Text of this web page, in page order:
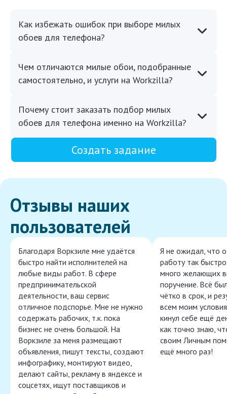
Как избежать ошибок при выборе милых
обоев для телефона?
Чем отличаются милые обои, подобранные
самостоятельно, и услуги на Workzilla?
Почему стоит заказать подбор милых
обоев для телефона именно на Workzilla?
Создать задание
Отзывы наших
пользователей
Благодаря Воркзиле мне удаётся
быстро найти исполнителей на
любые виды работ. В сфере
предпринимательской
деятельности, ваш сервис
отличное подспорье. Мне не нужно
содержать рабочих, т.к. пока
бизнес не очень большой. На
Воркзиле за меня размещают
объявления, пишут тексты, создают
инфографику, монтируют видео,
делают сайты, рекламу в яндексе и
соцсетях, ищут поставщиков и
Я не ожидал, что
работу так
много желающих
поручение. Всё
чётко в срок, и
всем моим
кинул себе ещё
как точно знаю,
своим Личным
ещё много раз!